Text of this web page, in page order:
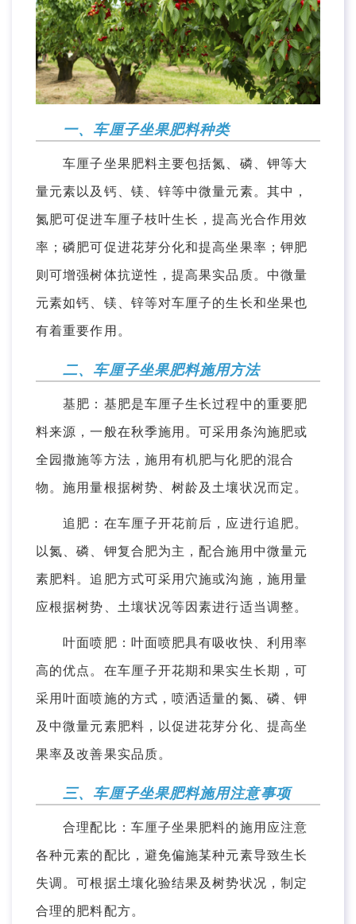
一、车厘子坐果肥料种类
车厘子坐果肥料主要包括氮、磷、钾等大
量元素以及钙、镁、锌等中微量元素。其中，
氮肥可促进车厘子枝叶生长，提高光合作用效
率；磷肥可促进花芽分化和提高坐果率；钾肥
则可增强树体抗逆性，提高果实品质。中微量
元素如钙、镁、锌等对车厘子的生长和坐果也
有着重要作用。
二、车厘子坐果肥料施用方法
基肥：基肥是车厘子生长过程中的重要肥
料来源，一般在秋季施用。可采用条沟施肥或
全园撒施等方法，施用有机肥与化肥的混合
物。施用量根据树势、树龄及土壤状况而定。
追肥：在车厘子开花前后，应进行追肥。
以氮、磷、钾复合肥为主，配合施用中微量元
素肥料。追肥方式可采用穴施或沟施，施用量
应根据树势、土壤状况等因素进行适当调整。
叶面喷肥：叶面喷肥具有吸收快、利用率
高的优点。在车厘子开花期和果实生长期，可
采用叶面喷施的方式，喷洒适量的氮、磷、钾
及中微量元素肥料，以促进花芽分化、提高坐
果率及改善果实品质。
三、车厘子坐果肥料施用注意事项
合理配比：车厘子坐果肥料的施用应注意
各种元素的配比，避免偏施某种元素导致生长
失调。可根据土壤化验结果及树势状况，制定
合理的肥料配方。